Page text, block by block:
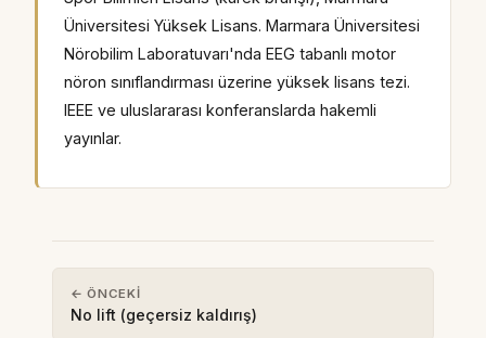
Üniversitesi Yüksek Lisans. Marmara Üniversitesi
Nörobilim Laboratuvarı'nda EEG tabanlı motor
nöron sınıflandırması üzerine yüksek lisans tezi.
IEEE ve uluslararası konferanslarda hakemli
yayınlar.
← ÖNCEKI
No lift (geçersiz kaldırış)